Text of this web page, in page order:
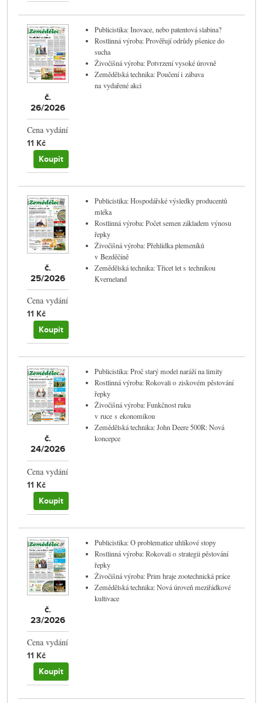
č.
26/2026
Cena vydání
11 Kč
Koupit
Publicistika: Inovace, nebo patentová slabina?
Rostlinná výroba: Prověřují odrůdy pšenice do
sucha
Živočišná výroba: Potvrzení vysoké úrovně
Zemědělská technika: Poučení i zábava
na vydařené akci
č.
25/2026
Cena vydání
11 Kč
Koupit
Publicistika: Hospodářské výsledky producentů
mléka
Rostlinná výroba: Počet semen základem výnosu
řepky
Živočišná výroba: Přehlídka plemeníků
v Bezděčíně
Zemědělská technika: Třicet let s technikou
Kverneland
č.
24/2026
Cena vydání
11 Kč
Koupit
Publicistika: Proč starý model naráží na limity
Rostlinná výroba: Rokovali o ziskovém pěstování
řepky
Živočišná výroba: Funkčnost ruku
v ruce s ekonomikou
Zemědělská technika: John Deere 500R: Nová
koncepce
č.
23/2026
Cena vydání
11 Kč
Koupit
Publicistika: O problematice uhlíkové stopy
Rostlinná výroba: Rokovali o strategii pěstování
řepky
Živočišná výroba: Prim hraje zootechnická práce
Zemědělská technika: Nová úroveň meziřádkové
kultivace